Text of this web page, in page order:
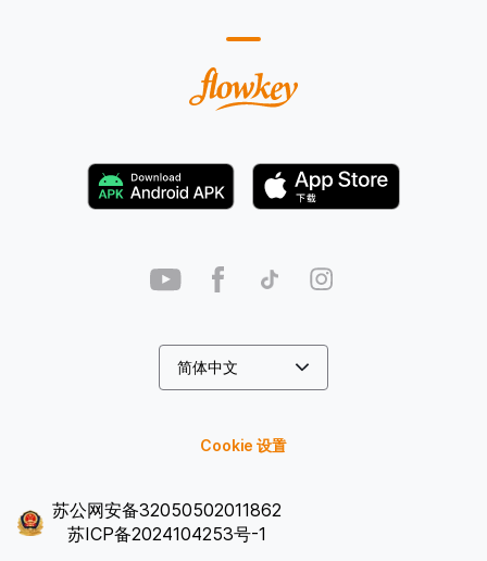
Cookie 设置
苏公网安备32050502011862
苏ICP备2024104253号-1